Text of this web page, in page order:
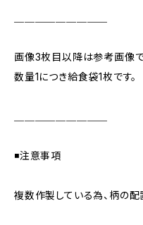
画像3枚目以降は参考画像で
数量1につき給食袋1枚です。
◾️注意事項
複数作製している為、柄の配